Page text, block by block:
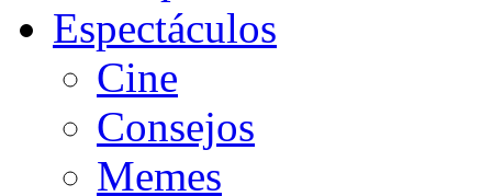
Espectáculos
Cine
Consejos
Memes